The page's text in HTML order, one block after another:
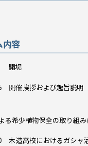
内容
場
開催挨拶および趣旨説
希少植物保全の取り組
木造高校におけるガシ